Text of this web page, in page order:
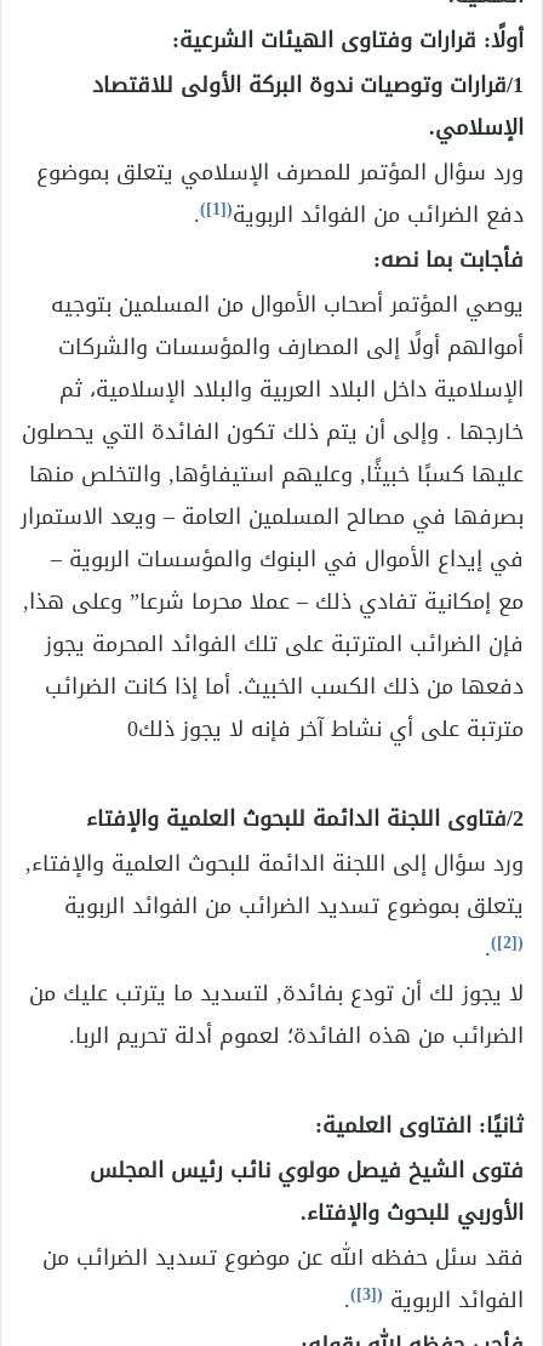
أولًا: قرارات وفتاوى الهيئات الشرعية:
1/قرارات وتوصيات ندوة البركة الأولى للاقتصاد
الإسلامي.
ورد سؤال المؤتمر للمصرف الإسلامي يتعلق بموضوع
دفع الضرائب من الفوائد الربوية(
[1]
)
.
فأجابت بما نصه:
يوصي المؤتمر أصحاب الأموال من المسلمين بتوجيه
أموالهم أولًا إلى المصارف والمؤسسات والشركات
الإسلامية داخل البلاد العربية والبلاد الإسلامية، ثم
خارجها . وإلى أن يتم ذلك تكون الفائدة التي يحصلون
عليها كسبًا خبيثًا, وعليهم استيفاؤها, والتخلص منها
بصرفها في مصالح المسلمين العامة – ويعد الاستمرار
في إيداع الأموال في البنوك والمؤسسات الربوية –
مع إمكانية تفادي ذلك – عملا محرما شرعا” وعلى هذا,
فإن الضرائب المترتبة على تلك الفوائد المحرمة يجوز
دفعها من ذلك الكسب الخبيث. أما إذا كانت الضرائب
مترتبة على أي نشاط آخر فإنه لا يجوز ذلك0
2/فتاوى اللجنة الدائمة للبحوث العلمية والإفتاء
ورد سؤال إلى اللجنة الدائمة للبحوث العلمية والإفتاء,
يتعلق بموضوع تسديد الضرائب من الفوائد الربوية
(
[2]
)
.
لا يجوز لك أن تودع بفائدة, لتسديد ما يترتب عليك من
الضرائب من هذه الفائدة؛ لعموم أدلة تحريم الربا.
ثانيًا: الفتاوى العلمية:
فتوى الشيخ فيصل مولوي نائب رئيس المجلس
الأوربي للبحوث والإفتاء.
فقد سئل حفظه الله عن موضوع تسديد الضرائب من
الفوائد الربوية (
[3]
)
.